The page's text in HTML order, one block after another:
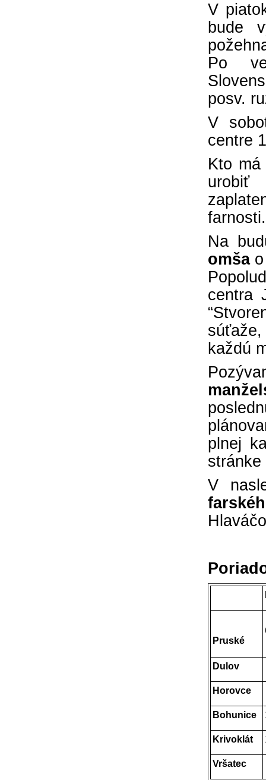
V
bude
Po
posv.
V
centre
Kto
urobiť
farnosti.
Na
omšao
centra
každú
plnej
stránke
V
Pruské
Dulov
Horovce
Bohunice
Krivoklát
Vršatec